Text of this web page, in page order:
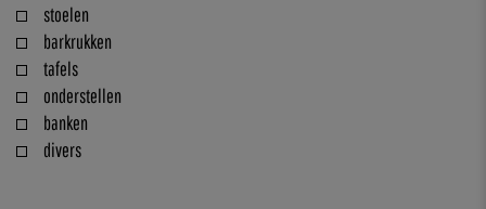
stoelen
barkrukken
tafels
onderstellen
banken
divers